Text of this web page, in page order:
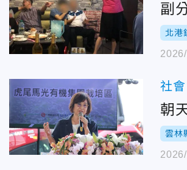
副
北港
社會
朝
雲林